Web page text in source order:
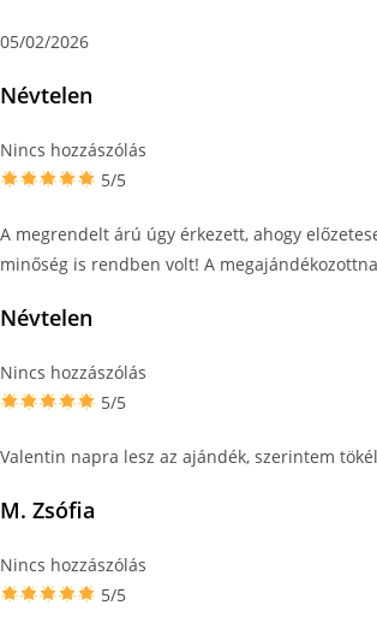
05/02/2026
Névtelen
Nincs hozzászólás
5/5
A megrendelt árú úgy érkezett, ahogy
minőség is rendben volt! A
Névtelen
Nincs hozzászólás
5/5
Valentin napra lesz az ajándék, szerintem
M. Zsófia
Nincs hozzászólás
5/5